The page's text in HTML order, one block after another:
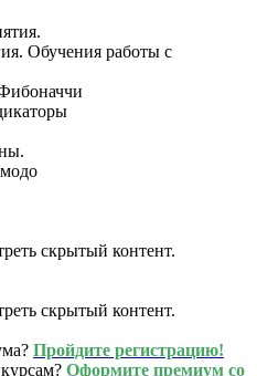
Обучения работы с
скрытый контент.
скрытый контент.
Пройдите регистрацию!
Оформите премиум со